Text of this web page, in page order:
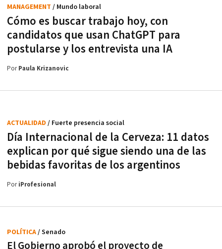
Cómo es buscar trabajo hoy, con
candidatos que usan ChatGPT para
postularse y los entrevista una IA
MANAGEMENT / Mundo laboral
PorPaula Krizanovic
Día Internacional de la Cerveza: 11 datos
explican por qué sigue siendo una de las
bebidas favoritas de los argentinos
ACTUALIDAD / Fuerte presencia social
PoriProfesional
El Gobierno aprobó el proyecto de
POLÍTICA/ Senado